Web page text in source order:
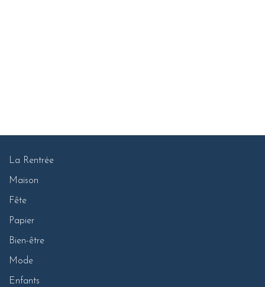
La Rentrée
Maison
Fête
Papier
Bien-être
Mode
Enfants